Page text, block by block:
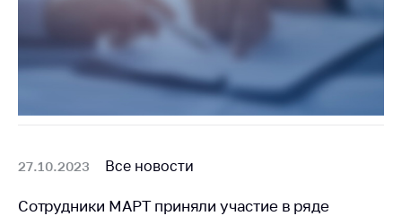
27.10.2023 Все новости
Сотрудники МАРТ приняли участие в ряде